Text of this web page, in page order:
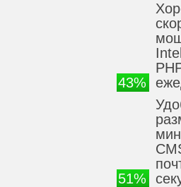
43%
51%